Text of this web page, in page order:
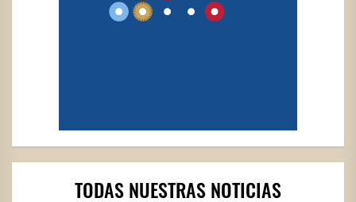
TODAS NUESTRAS NOTICIAS